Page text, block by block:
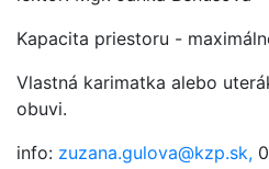
Kapacita priestoru -
Vlastná karimatka alebo
obuvi.
info: zuzana.gulova@kzp.sk,